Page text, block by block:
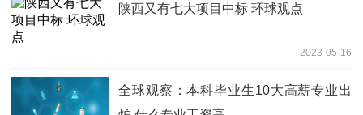
陕西又有七大项目中标 环球观点
2023-05-16
全球观察：本科毕业生10大高薪专业出